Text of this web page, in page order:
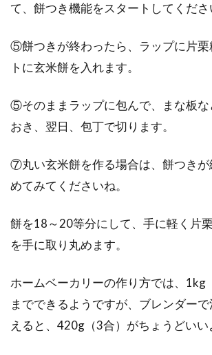
て、餅つき機能をスタートしてくださ
⑤餅つきが終わったら、ラップに片栗
トに玄米餅を入れます。
⑤そのままラップに包んで、まな板な
おき、翌日、包丁で切ります。
⑦丸い玄米餅を作る場合は、餅つきが
めてみてくださいね。
餅を18～20等分にして、手に軽く片
を手に取り丸めます。
ホームベーカリーの作り方では、1kg
までできるようですが、ブレンダー
えると、420g（3合）がちょうどいい